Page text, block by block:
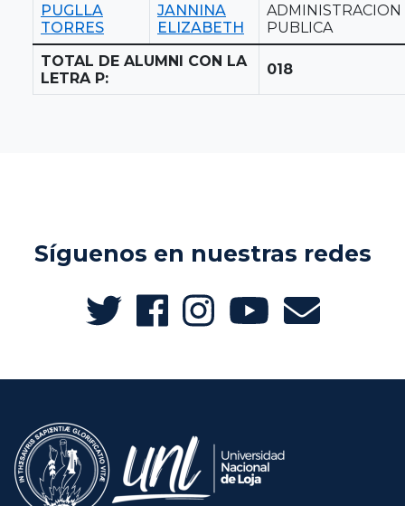
PUGLLA
TORRES
JANNINA
ELIZABETH
ADMINISTRACION
PUBLICA
TOTAL DE ALUMNI CON LA
LETRA P:
018
Síguenos en nuestras redes